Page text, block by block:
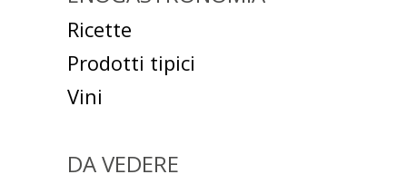
Ricette
Prodotti tipici
Vini
DA VEDERE